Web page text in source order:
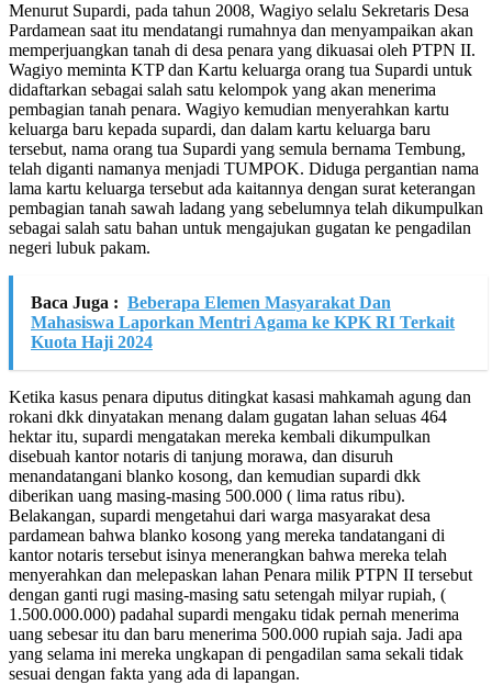
Menurut Supardi, pada tahun 2008, Wagiyo selalu Sekretaris Desa
Pardamean saat itu mendatangi rumahnya dan menyampaikan akan
memperjuangkan tanah di desa penara yang dikuasai oleh PTPN II.
Wagiyo meminta KTP dan Kartu keluarga orang tua Supardi untuk
didaftarkan sebagai salah satu kelompok yang akan menerima
pembagian tanah penara. Wagiyo kemudian menyerahkan kartu
keluarga baru kepada supardi, dan dalam kartu keluarga baru
tersebut, nama orang tua Supardi yang semula bernama Tembung,
telah diganti namanya menjadi TUMPOK. Diduga pergantian nama
lama kartu keluarga tersebut ada kaitannya dengan surat keterangan
pembagian tanah sawah ladang yang sebelumnya telah dikumpulkan
sebagai salah satu bahan untuk mengajukan gugatan ke pengadilan
negeri lubuk pakam.
Baca Juga : Beberapa Elemen Masyarakat Dan
Mahasiswa Laporkan Mentri Agama ke KPK RI Terkait
Kuota Haji 2024
Ketika kasus penara diputus ditingkat kasasi mahkamah agung dan
rokani dkk dinyatakan menang dalam gugatan lahan seluas 464
hektar itu, supardi mengatakan mereka kembali dikumpulkan
disebuah kantor notaris di tanjung morawa, dan disuruh
menandatangani blanko kosong, dan kemudian supardi dkk
diberikan uang masing-masing 500.000 ( lima ratus ribu).
Belakangan, supardi mengetahui dari warga masyarakat desa
pardamean bahwa blanko kosong yang mereka tandatangani di
kantor notaris tersebut isinya menerangkan bahwa mereka telah
menyerahkan dan melepaskan lahan Penara milik PTPN II tersebut
dengan ganti rugi masing-masing satu setengah milyar rupiah, (
1.500.000.000) padahal supardi mengaku tidak pernah menerima
uang sebesar itu dan baru menerima 500.000 rupiah saja. Jadi apa
yang selama ini mereka ungkapan di pengadilan sama sekali tidak
sesuai dengan fakta yang ada di lapangan.